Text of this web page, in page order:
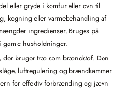
eller gryde i komfur eller ovn til
kogning eller varmebehandling af
ingredienser. Bruges på
gamle husholdninger.
der bruger træ som brændstof. Den
luftregulering og brændkammer
for effektiv forbrænding og jævn